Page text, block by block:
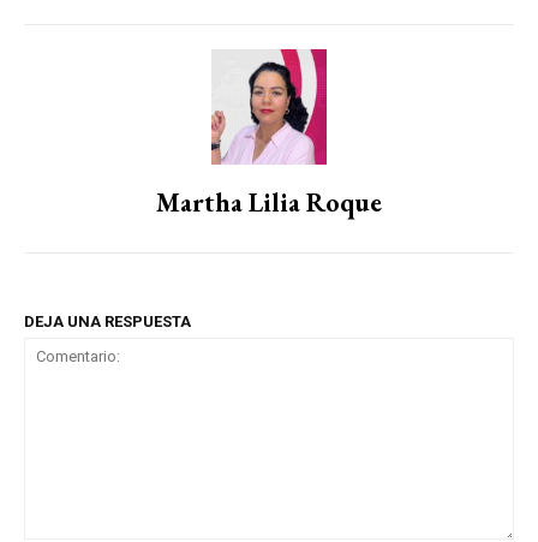
Martha Lilia Roque
DEJA UNA RESPUESTA